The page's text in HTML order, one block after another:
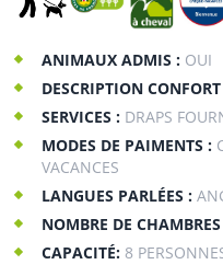
ANIMAUX ADMIS : OUI
DESCRIPTION
SERVICES : DRAPS
MODES DE PAIMENTS :
VACANCES
LANGUES PARLÉES :
NOMBRE DE
CAPACITÉ: 8